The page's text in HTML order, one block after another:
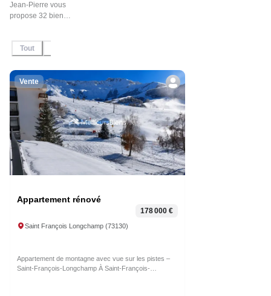
Jean-Pierre vous
propose 32 biens
location, n'hésitez
l'agent pour plus
d'informations.
Tout
Vente
Appartement rénové
Saint François Longchamp (73130)
178 000 €
Appartement de montagne avec vue sur les pistes –
Saint-François-Longchamp À Saint-François-